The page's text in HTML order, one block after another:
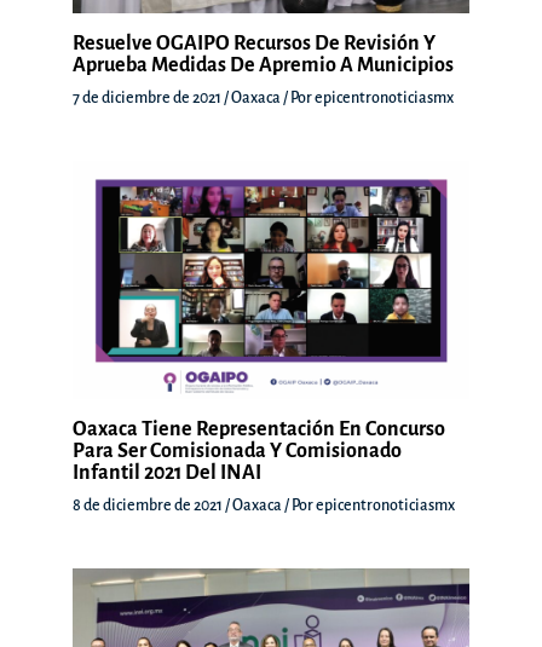
Resuelve OGAIPO Recursos De Revisión Y
Aprueba Medidas De Apremio A Municipios
7 de diciembre de 2021 /Oaxaca / Porepicentronoticiasmx
Oaxaca Tiene Representación En Concurso
Para Ser Comisionada Y Comisionado
Infantil 2021 Del INAI
8 de diciembre de 2021 /Oaxaca / Porepicentronoticiasmx